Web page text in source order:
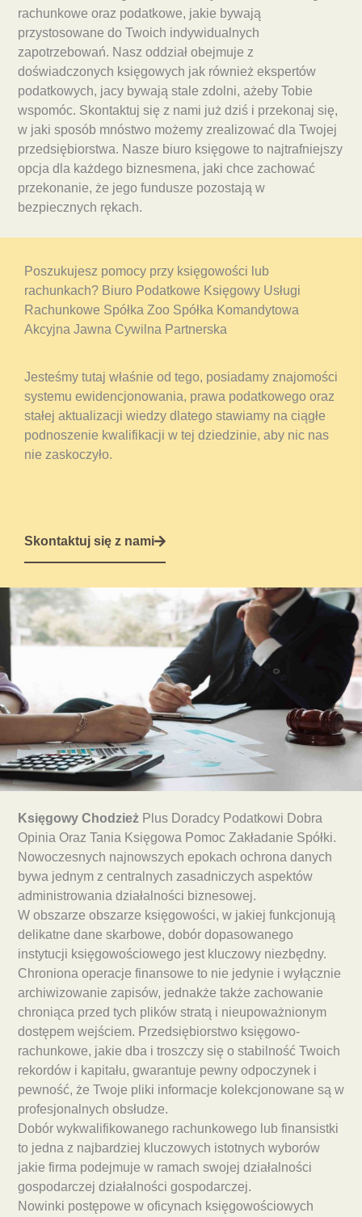
rachunkowe oraz podatkowe, jakie bywają
przystosowane do Twoich indywidualnych
zapotrzebowań. Nasz oddział obejmuje z
doświadczonych księgowych jak również ekspertów
podatkowych, jacy bywają stale zdolni, ażeby Tobie
wspomóc. Skontaktuj się z nami już dziś i przekonaj się,
w jaki sposób mnóstwo możemy zrealizować dla Twojej
przedsiębiorstwa. Nasze biuro księgowe to najtrafniejszy
opcja dla każdego biznesmena, jaki chce zachować
przekonanie, że jego fundusze pozostają w
bezpiecznych rękach.
Poszukujesz pomocy przy księgowości lub
rachunkach? Biuro Podatkowe Księgowy Usługi
Rachunkowe Spółka Zoo Spółka Komandytowa
Akcyjna Jawna Cywilna Partnerska
Jesteśmy tutaj właśnie od tego, posiadamy znajomości
systemu ewidencjonowania, prawa podatkowego oraz
stałej aktualizacji wiedzy dlatego stawiamy na ciągłe
podnoszenie kwalifikacji w tej dziedzinie, aby nic nas
nie zaskoczyło.
Skontaktuj się z nami
Księgowy Chodzież Plus Doradcy Podatkowi Dobra
Opinia Oraz Tania Księgowa Pomoc Zakładanie Spółki.
Nowoczesnych najnowszych epokach ochrona danych
bywa jednym z centralnych zasadniczych aspektów
administrowania działalności biznesowej.
W obszarze obszarze księgowości, w jakiej funkcjonują
delikatne dane skarbowe, dobór dopasowanego
instytucji księgowościowego jest kluczowy niezbędny.
Chroniona operacje finansowe to nie jedynie i wyłącznie
archiwizowanie zapisów, jednakże także zachowanie
chroniąca przed tych plików stratą i nieupoważnionym
dostępem wejściem. Przedsiębiorstwo księgowo-
rachunkowe, jakie dba i troszczy się o stabilność Twoich
rekordów i kapitału, gwarantuje pewny odpoczynek i
pewność, że Twoje pliki informacje kolekcjonowane są w
profesjonalnych obsłudze.
Dobór wykwalifikowanego rachunkowego lub finansistki
to jedna z najbardziej kluczowych istotnych wyborów
jakie firma podejmuje w ramach swojej działalności
gospodarczej działalności gospodarczej.
Nowinki postępowe w oficynach księgowościowych